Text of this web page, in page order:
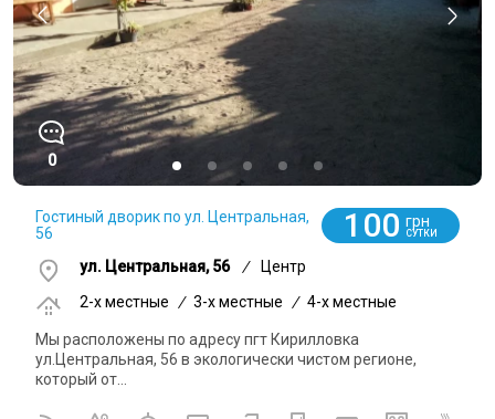
0
Гостиный дворик по ул. Центральная,
56
100 грн
СУТКИ
ул. Центральная, 56 /
Центр
2-x местные
/ 3-x местные / 4-x местные
Мы расположены по адресу пгт Кирилловка
ул.Центральная, 56 в экологически чистом регионе,
который от...